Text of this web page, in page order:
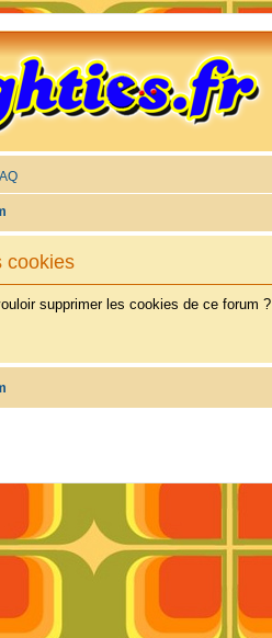
cookies
supprimer les cookies de ce forum ?